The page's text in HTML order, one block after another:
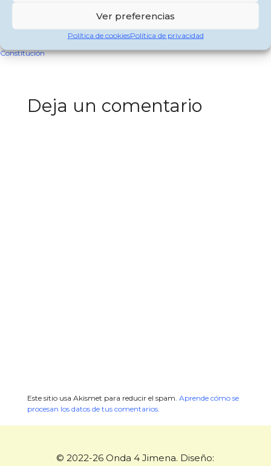
Ver preferencias
Política de cookiesPolítica de privacidad
Jimena de la Frontera
Jimena de la Frontera celebrará la III Noche en Vela el próximo 30 de julio
de 2022
Concierto María La Mónica sábado 23 de julio en la Plaza de la
Constitución
Deja un comentario
Este sitio usa Akismet para reducir el spam. Aprende cómo se
procesan los datos de tus comentarios.
© 2022-26 Onda 4 Jimena. Diseño: